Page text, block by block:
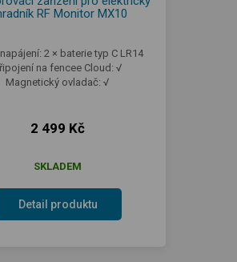
RF Monitor MX10
2 × baterie typ C LR14
na fencee Cloud: √
Magnetický ovladač: √
2 499 Kč
SKLADEM
Detail produktu